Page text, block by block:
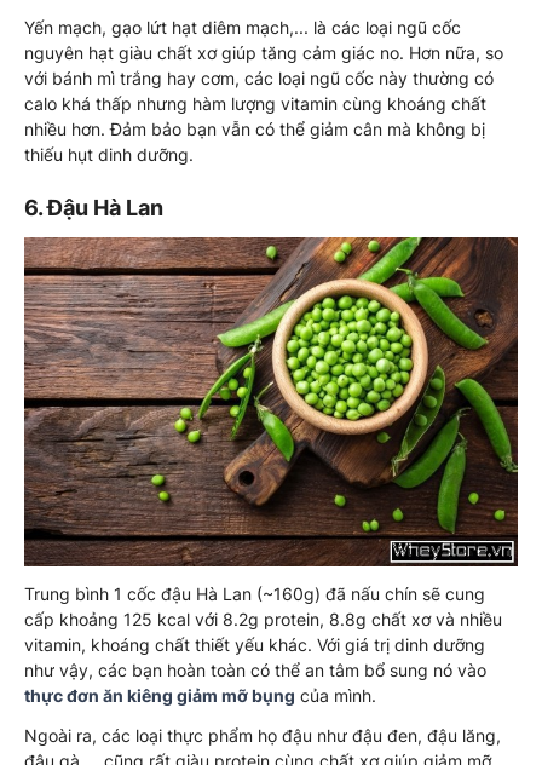
Yến mạch, gạo lứt hạt diêm mạch,... là các loại ngũ cốc
nguyên hạt giàu chất xơ giúp tăng cảm giác no. Hơn nữa, so
với bánh mì trắng hay cơm, các loại ngũ cốc này thường có
calo khá thấp nhưng hàm lượng vitamin cùng khoáng chất
nhiều hơn. Đảm bảo bạn vẫn có thể giảm cân mà không bị
thiếu hụt dinh dưỡng.
6. Đậu Hà Lan
Trung bình 1 cốc đậu Hà Lan (~160g) đã nấu chín sẽ cung
cấp khoảng 125 kcal với 8.2g protein, 8.8g chất xơ và nhiều
vitamin, khoáng chất thiết yếu khác. Với giá trị dinh dưỡng
như vậy, các bạn hoàn toàn có thể an tâm bổ sung nó vào
thực đơn ăn kiêng giảm mỡ bụng của mình.
Ngoài ra, các loại thực phẩm họ đậu như đậu đen, đậu lăng,
đậu gà,... cũng rất giàu protein cùng chất xơ giúp giảm mỡ